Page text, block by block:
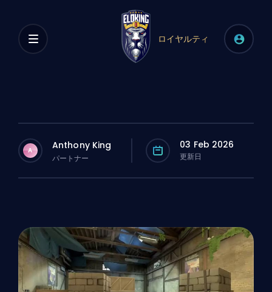
ロイヤルティ
A Anthony King
パートナー
03 Feb 2026
更新日